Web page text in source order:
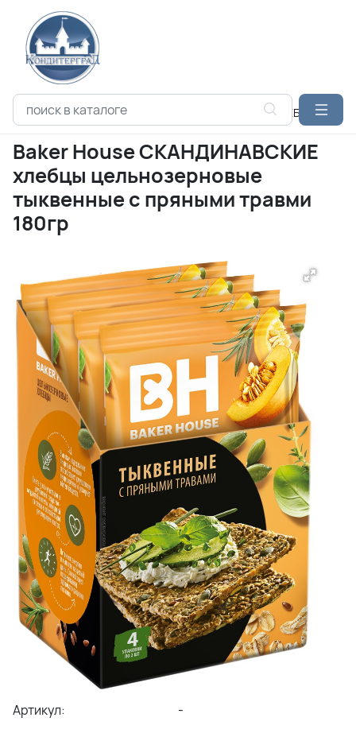
Каталог продукции ХЛЕБЦЫ
Baker House СКАНДИНАВСКИЕ
хлебцы цельнозерновые
тыквенные с пряными травми
180гр
Артикул: -